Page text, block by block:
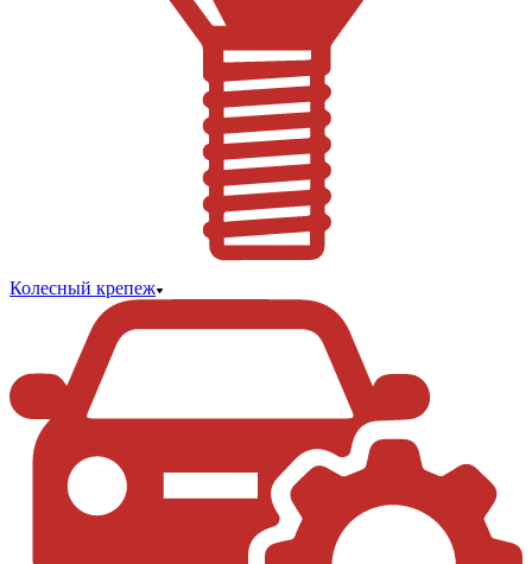
Колесный крепеж